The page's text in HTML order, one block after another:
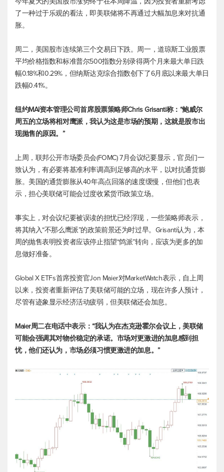
了一种过于乐观的看法，即美联储将不再通过大幅加息来对抗通
胀。
周二，美国股市连续第三个交易日下跌。周一，道琼斯工业股票
平均价格指数和标准普尔500指数分别录得两个月来最大单日跌
幅0.18%和0.29%，但纳斯达克综合指数创下了6月底以来最大单日
跌幅0.41%。
纽约MAI资本管理公司首席股票策略师Chris Grisanti称：“鲍威尔
周五的立场将相对鹰派，我认为这是市场的预期，这就是股市出
现抛售的原因。”
上周，联邦公开市场委员会(FOMC) 7月会议纪要显示，官员们一
致认为，有必要将基准利率调高到足够高的水平，以对抗通货膨
胀。美国的通货膨胀从40年高点回落的速度缓慢，但他们也表
示，担心美联储可能会过度收紧货币政策立场。
事实上，对会议纪要被误读的担忧已经浮现，一些策略师表示，
将其纳入“不那么鹰派”的政策前景还为时过早。Grisanti认为，本
周的抛售表明投资者应该停止指望“鸽派”转向，应该为更多的加
息做好准备。
Global X ETFs首席投资官Jon Maier对MarketWatch表示，自上周
以来，投资者重新评估了美联储可能的立场，现在许多人预计，
尽管有迹象显示经济活动疲弱，但美联储还会加息。
Maier周二在电话中表示：“我认为在杰克逊霍尔会议上，美联储
可能会强调其对物价稳定的承诺。市场对更激进的加息感到担
忧，他们还认为，市场必须习惯更激进的加息。”